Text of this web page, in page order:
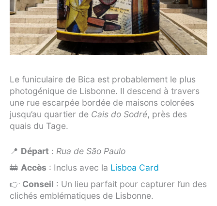
Le funiculaire de Bica est probablement le plus
photogénique de Lisbonne. Il descend à travers
une rue escarpée bordée de maisons colorées
jusqu’au quartier de Cais do Sodré, près des
quais du Tage.
📍 Départ : Rua de São Paulo
🚋 Accès : Inclus avec la Lisboa Card
👉 Conseil : Un lieu parfait pour capturer l’un des
clichés emblématiques de Lisbonne.